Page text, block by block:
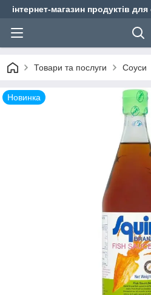
інтернет-магазин продуктів для
Товари та послуги Соуси
Новинка